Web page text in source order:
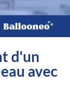
d'un
avec